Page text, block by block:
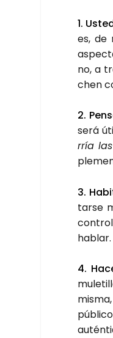
1.
es, de
no, a
chen
2.
será
rría
3.
tar­se
hablar.
4.